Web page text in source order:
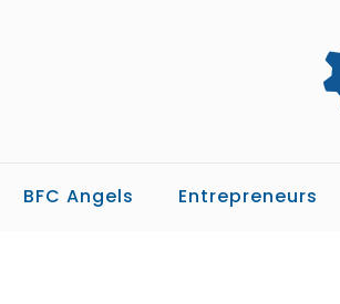
BFC Angels Entrepreneurs